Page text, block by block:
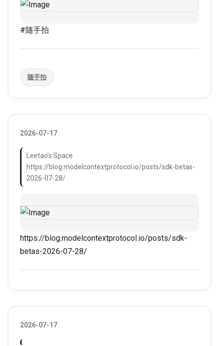
#随手拍
随手拍
2026-07-17
Leetao’s Space
https://blog.modelcontextprotocol.io/posts/sdk-betas-
2026-07-28/
https://blog.modelcontextprotocol.io/posts/sdk-
betas-2026-07-28/
2026-07-17